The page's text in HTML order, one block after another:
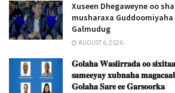
Xuseen Dhegaweyne oo
musharaxa
Galmudug
AUGUST 6, 2026
𝐆𝐨𝐥𝐚𝐡𝐚 𝐖𝐚𝐬𝐢𝐢𝐫𝐫𝐚𝐝𝐚 𝐨𝐨
𝐬𝐚𝐦𝐞𝐞𝐲𝐚𝐲 𝐱𝐮𝐛𝐧𝐚𝐡𝐚
𝐆𝐨𝐥𝐚𝐡𝐚 𝐒𝐚𝐫𝐞 𝐞𝐞 𝐆𝐚𝐫𝐬𝐨𝐨𝐫𝐤𝐚